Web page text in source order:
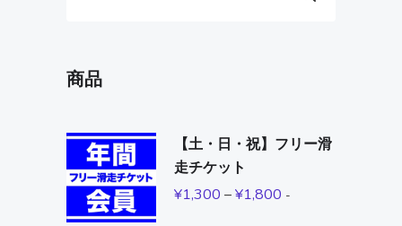
商品
【土・日・祝】フリー滑
走チケット
¥1,300 –¥1,800 -